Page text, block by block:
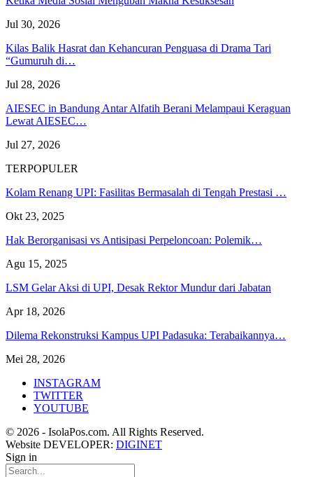
Jul 30, 2026
Kilas Balik Hasrat dan Kehancuran Penguasa di Drama Tari
“Gumuruh di…
Jul 28, 2026
AIESEC in Bandung Antar Alfatih Berani Melampaui Keraguan
Lewat AIESEC…
Jul 27, 2026
TERPOPULER
Kolam Renang UPI: Fasilitas Bermasalah di Tengah Prestasi …
Okt 23, 2025
Hak Berorganisasi vs Antisipasi Perpeloncoan: Polemik…
Agu 15, 2025
LSM Gelar Aksi di UPI, Desak Rektor Mundur dari Jabatan
Apr 18, 2026
Dilema Rekonstruksi Kampus UPI Padasuka: Terabaikannya…
Mei 28, 2026
INSTAGRAM
TWITTER
YOUTUBE
© 2026 - IsolaPos.com. All Rights Reserved.
Website DEVELOPER: DIGINET
Sign in